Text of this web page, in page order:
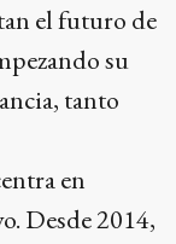
el futuro de
su
tanto
en
Desde 2014,